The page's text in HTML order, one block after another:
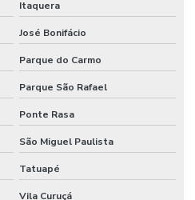
Itaquera
José Bonifácio
Parque do Carmo
Parque São Rafael
Ponte Rasa
São Miguel Paulista
Tatuapé
Vila Curuçá